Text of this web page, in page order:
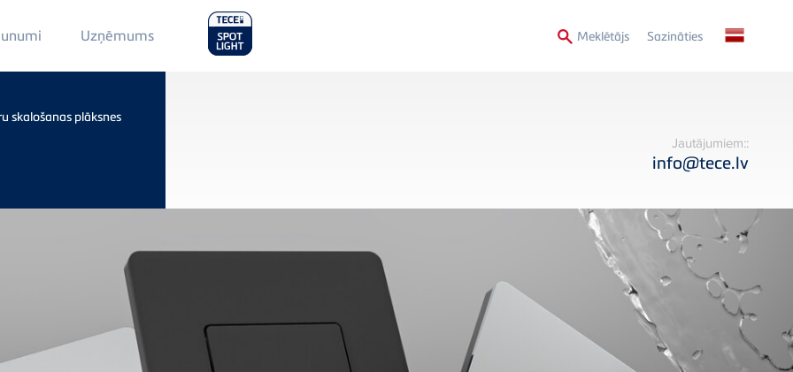
Main
Menu
2
Uzņēmums MeklētājsSecondary
Sazināties
skalošanas plāksnes
Jautājumiem::
info@tece.lv